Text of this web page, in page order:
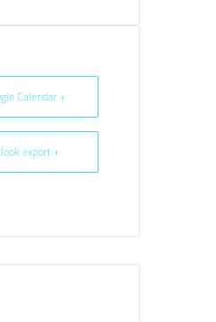
+ Add to Google Calendar
+ iCal / Outlook export